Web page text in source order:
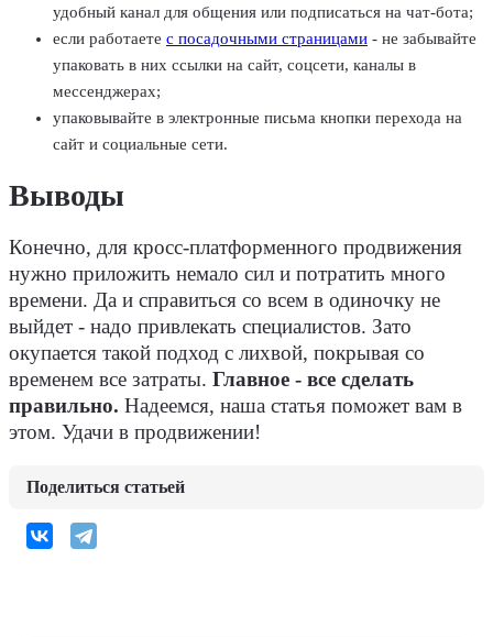
удобный канал для общения или подписаться на чат-бота;
если работаете с посадочными страницами - не забывайте
упаковать в них ссылки на сайт, соцсети, каналы в
мессенджерах;
упаковывайте в электронные письма кнопки перехода на
сайт и социальные сети.
Выводы
Конечно, для кросс-платформенного продвижения
нужно приложить немало сил и потратить много
времени. Да и справиться со всем в одиночку не
выйдет - надо привлекать специалистов. Зато
окупается такой подход с лихвой, покрывая со
временем все затраты. Главное - все сделать
правильно. Надеемся, наша статья поможет вам в
этом. Удачи в продвижении!
Поделиться статьей